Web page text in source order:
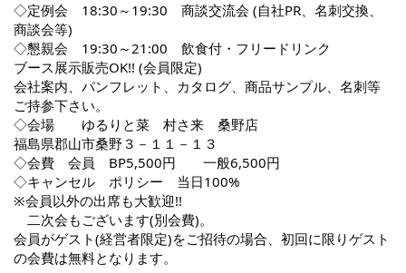
◇定例会 18:30～19:30 商談交流会 (自社PR、名刺交換、
商談会等)
◇懇親会 19:30～21:00 飲食付・フリードリンク
ブース展示販売OK!! (会員限定)
会社案内、パンフレット、カタログ、商品サンプル、名刺等
ご持参下さい。
◇会場 ゆるりと菜 村さ来 桑野店
福島県郡山市桑野３－１１－１３
◇会費 会員 BP5,500円 一般6,500円
◇キャンセル ポリシー 当日100%
※会員以外の出席も大歓迎!!
二次会もございます(別会費)。
会員がゲスト(経営者限定)をご招待の場合、初回に限りゲスト
の会費は無料となります。